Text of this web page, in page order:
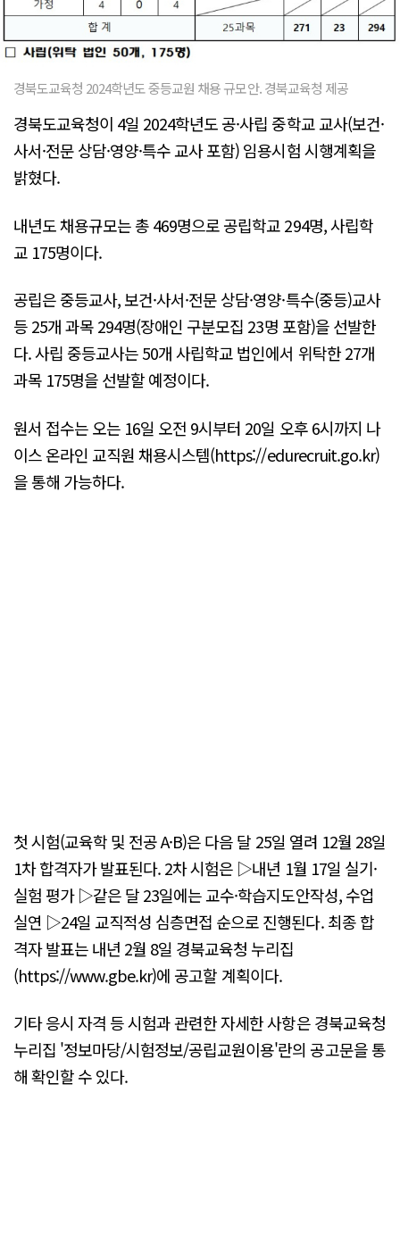
경북도교육청 2024학년도 중등교원 채용 규모안. 경북교육청 제공
경북도교육청이 4일 2024학년도 공·사립 중학교 교사(보건·
사서·전문 상담·영양·특수 교사 포함) 임용시험 시행계획을
밝혔다.
내년도 채용규모는 총 469명으로 공립학교 294명, 사립학
교 175명이다.
공립은 중등교사, 보건·사서·전문 상담·영양·특수(중등)교사
등 25개 과목 294명(장애인 구분모집 23명 포함)을 선발한
다. 사립 중등교사는 50개 사립학교 법인에서 위탁한 27개
과목 175명을 선발할 예정이다.
원서 접수는 오는 16일 오전 9시부터 20일 오후 6시까지 나
이스 온라인 교직원 채용시스템(https://edurecruit.go.kr)
을 통해 가능하다.
첫 시험(교육학 및 전공 A·B)은 다음 달 25일 열려 12월 28일
1차 합격자가 발표된다. 2차 시험은 ▷내년 1월 17일 실기·
실험 평가 ▷같은 달 23일에는 교수·학습지도안작성, 수업
실연 ▷24일 교직적성 심층면접 순으로 진행된다. 최종 합
격자 발표는 내년 2월 8일 경북교육청 누리집
(https://www.gbe.kr)에 공고할 계획이다.
기타 응시 자격 등 시험과 관련한 자세한 사항은 경북교육청
누리집 '정보마당/시험정보/공립교원이용'란의 공고문을 통
해 확인할 수 있다.